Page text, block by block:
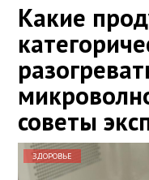
Какие
советы
ЗДОРОВЬЕ